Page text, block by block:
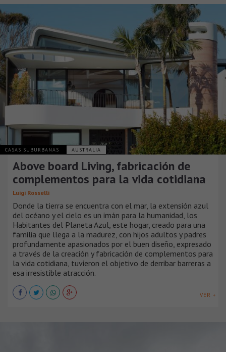
CASAS SUBURBANAS AUSTRALIA
Above board Living, fabricación de
complementos para la vida cotidiana
Luigi Rosselli
Donde la tierra se encuentra con el mar, la extensión azul
del océano y el cielo es un imán para la humanidad, los
Habitantes del Planeta Azul, este hogar, creado para una
familia que llega a la madurez, con hijos adultos y padres
profundamente apasionados por el buen diseño, expresado
a través de la creación y fabricación de complementos para
la vida cotidiana, tuvieron el objetivo de derribar barreras a
esa irresistible atracción.
VER +